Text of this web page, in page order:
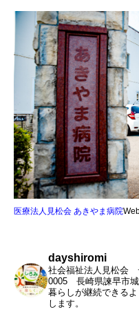
医療法人見松会 あきやま病院
dayshiromi
社会福祉法人見松会
0005 長崎県諫早市城
暮らしが継続できる
します。